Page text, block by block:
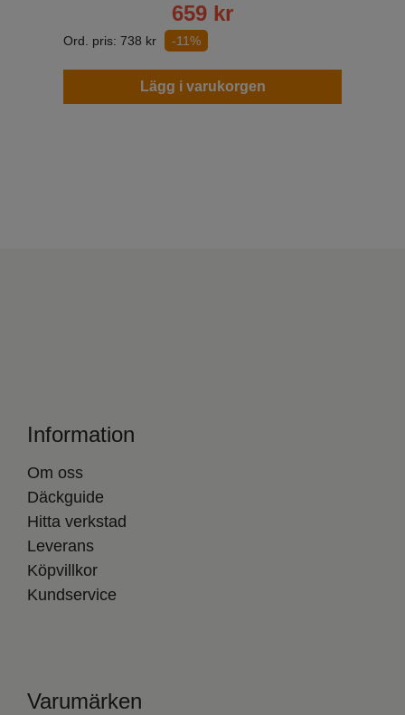
659 kr
Ord. pris: 738 kr -11%
Lägg i varukorgen
Information
Om oss
Däckguide
Hitta verkstad
Leverans
Köpvillkor
Kundservice
Varumärken